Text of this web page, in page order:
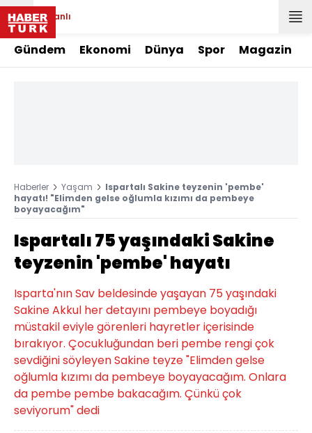
Canlı
Gündem Ekonomi Dünya Spor Magazin
Haberler Yaşam
Ispartalı Sakine teyzenin 'pembe'
hayatı! "Elimden gelse oğlumla kızımı da pembeye
boyayacağım"
Ispartalı 75 yaşındaki Sakine
teyzenin 'pembe' hayatı
Isparta'nın Sav beldesinde yaşayan 75 yaşındaki
Sakine Akkul her detayını pembeye boyadığı
müstakil eviyle görenleri hayretler içerisinde
bırakıyor. Çocukluğundan beri pembe rengi çok
sevdiğini söyleyen Sakine teyze "Elimden gelse
oğlumla kızımı da pembeye boyayacağım. Onlara
da pembe pembe bakacağım. Çünkü çok
seviyorum" dedi